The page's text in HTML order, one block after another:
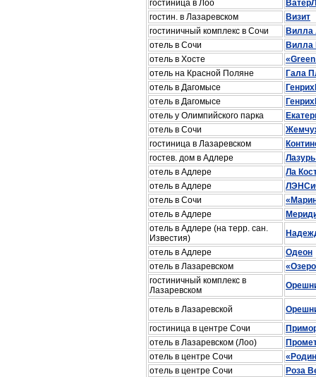
гостиница в Лоо
гостин. в Лазаревском
Визит
гостиничный комплекс в Сочи
Вилла
отель в Сочи
Вилла
отель в Хосте
отель на Красной Поляне
Гала
отель в Дагомысе
отель в Дагомысе
отель у Олимпийского парка
отель в Сочи
гостиница в Лазаревском
гостев. дом в Адлере
отель в Адлере
Ла
отель в Адлере
отель в Сочи
отель в Адлере
отель в Адлере (на терр. сан.
Известия)
отель в Адлере
Одеон
отель в Лазаревском
гостиничный комплекс в
Лазаревском
отель в Лазаревской
гостиница в центре Сочи
отель в Лазаревском (Лоо)
отель в центре Сочи
отель в центре Сочи
Роза